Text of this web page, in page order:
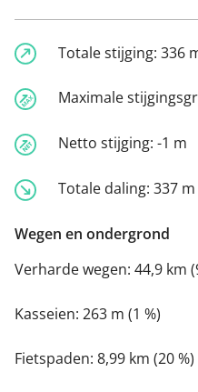
Totale stijging: 336
Maximale
Netto stijging: -1 m
Totale daling: 337 m
Wegen en ondergrond
Verharde wegen: 44,9 km
Kasseien: 263 m (1 %)
Fietspaden: 8,99 km (20 %)